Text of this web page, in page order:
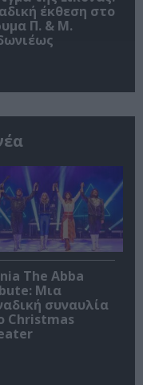
έκθεση στο
Π. & Μ.
The Abba
Μια
συναυλία
Christmas